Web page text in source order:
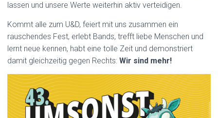
lassen und unsere Werte weiterhin aktiv verteidigen.
Kommt alle zum U&D, feiert mit uns zusammen ein
rauschendes Fest, erlebt Bands, trefft liebe Menschen und
lernt neue kennen, habt eine tolle Zeit und demonstriert
damit gleichzeitig gegen Rechts: Wir sind mehr!